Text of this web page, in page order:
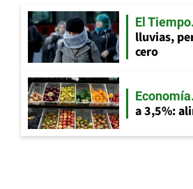
El Tiempo
lluvias,
cero
Economía
a 3,5%: